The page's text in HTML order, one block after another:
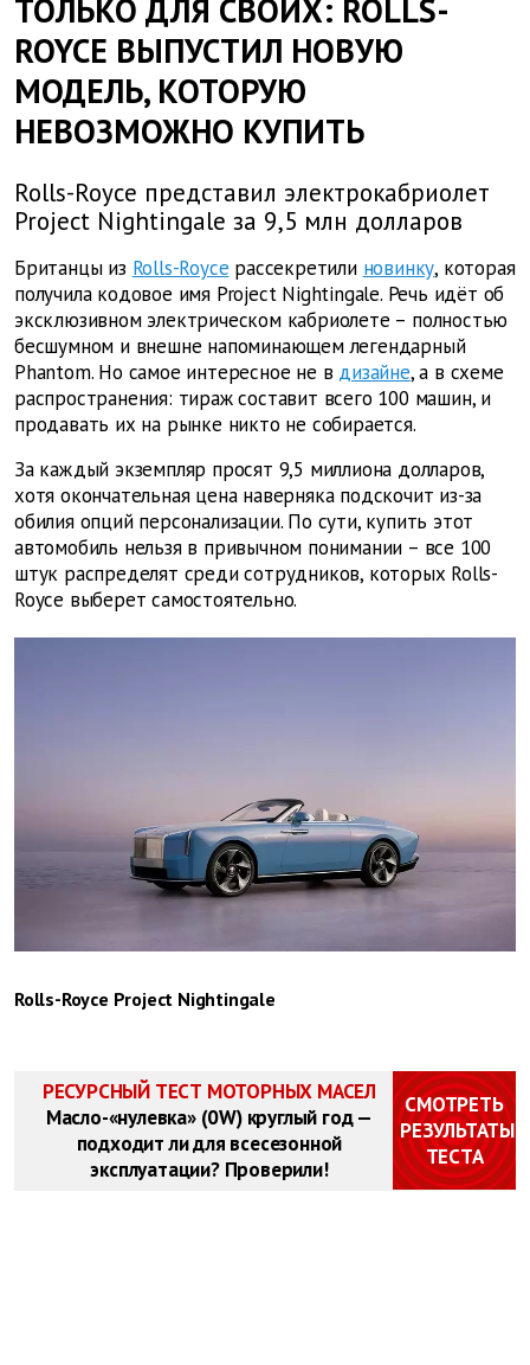
ТОЛЬКО ДЛЯ СВОИХ: ROLLS-
ROYCE ВЫПУСТИЛ НОВУЮ
МОДЕЛЬ, КОТОРУЮ
НЕВОЗМОЖНО КУПИТЬ
Rolls-Royce представил электрокабриолет
Project Nightingale за 9,5 млн долларов
Британцы из Rolls-Royce рассекретили новинку, которая
получила кодовое имя Project Nightingale. Речь идёт об
эксклюзивном электрическом кабриолете – полностью
бесшумном и внешне напоминающем легендарный
Phantom. Но самое интересное не в дизайне, а в схеме
распространения: тираж составит всего 100 машин, и
продавать их на рынке никто не собирается.
За каждый экземпляр просят 9,5 миллиона долларов,
хотя окончательная цена наверняка подскочит из-за
обилия опций персонализации. По сути, купить этот
автомобиль нельзя в привычном понимании – все 100
штук распределят среди сотрудников, которых Rolls-
Royce выберет самостоятельно.
Rolls-Royce Project Nightingale
РЕСУРСНЫЙ ТЕСТ МОТОРНЫХ МАСЕЛ
Масло-«нулевка» (0W) круглый год —
подходит ли для всесезонной
эксплуатации? Проверили!
СМОТРЕТЬ
РЕЗУЛЬТАТЫ
ТЕСТА